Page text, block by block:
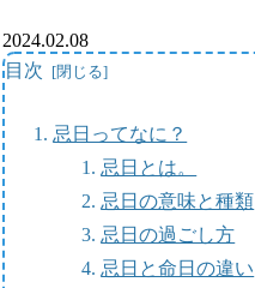
2024.02.08
目次
忌日ってなに？
忌日とは。
忌日の意味と種類
忌日の過ごし方
忌日と命日の違い